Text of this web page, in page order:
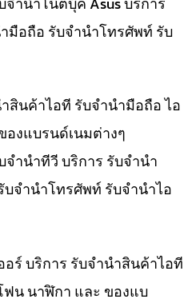
มือถือ รับจำนำโทรศัพท์ รับ
สินค้าไอที รับจำนำมือถือ ไอ
งแบรนด์เนมต่างๆ
ำนำทีวี บริการ รับจำนำ
จำนำโทรศัพท์ รับจำนำไอ
ร์ บริการ รับจำนำสินค้าไอที
น นาฬิกา และ ของแบ